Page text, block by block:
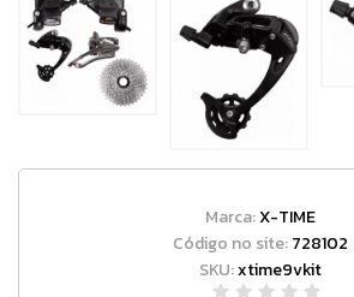
Marca:X-TIME
Código no site:728102
SKU:xtime9vkit